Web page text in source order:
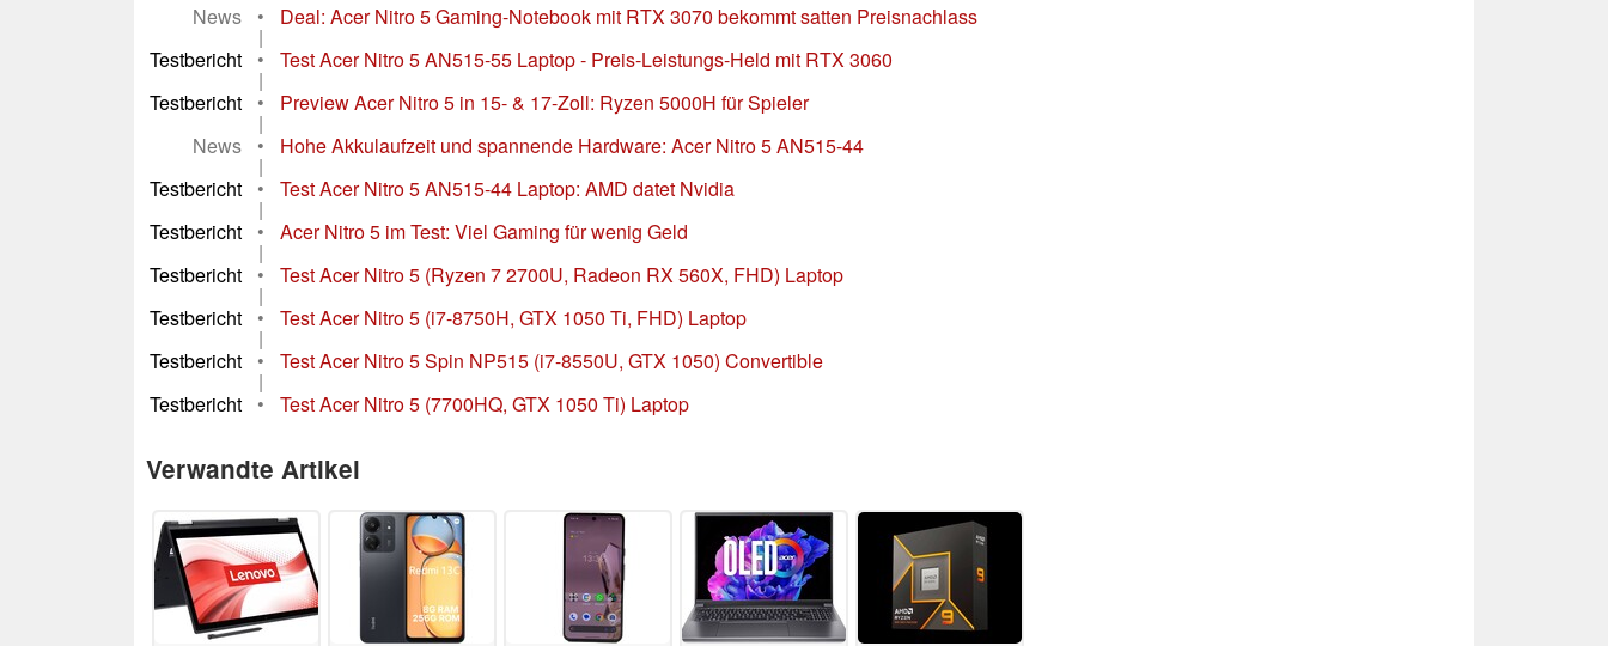
News
• Deal: Acer Nitro 5 Gaming-Notebook mit RTX 3070 bekommt satten Preisnachlass
|
Testbericht
• Test Acer Nitro 5 AN515-55 Laptop - Preis-Leistungs-Held mit RTX 3060
|
Testbericht
• Preview Acer Nitro 5 in 15- & 17-Zoll: Ryzen 5000H für Spieler
|
News
• Hohe Akkulaufzeit und spannende Hardware: Acer Nitro 5 AN515-44
|
Testbericht
• Test Acer Nitro 5 AN515-44 Laptop: AMD datet Nvidia
|
Testbericht
• Acer Nitro 5 im Test: Viel Gaming für wenig Geld
|
Testbericht
• Test Acer Nitro 5 (Ryzen 7 2700U, Radeon RX 560X, FHD) Laptop
|
Testbericht
• Test Acer Nitro 5 (i7-8750H, GTX 1050 Ti, FHD) Laptop
|
Testbericht
• Test Acer Nitro 5 Spin NP515 (i7-8550U, GTX 1050) Convertible
|
Testbericht
• Test Acer Nitro 5 (7700HQ, GTX 1050 Ti) Laptop
Verwandte Artikel